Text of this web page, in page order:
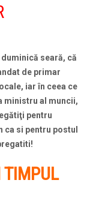
seară, că
de primar
iar în ceea ce
ministru al muncii,
pentru
si pentru postul
TIMPUL